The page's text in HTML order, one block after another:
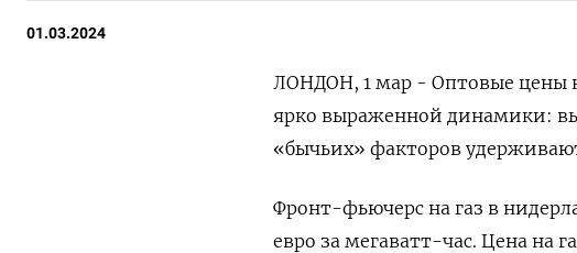
01.03.2024
ЛОНДОН, 1 мар - Оптовые цены
ярко выраженной динамики:
«бычьих» факторов
Фронт-фьючерс на газ в
евро за мегаватт-час. Цена на